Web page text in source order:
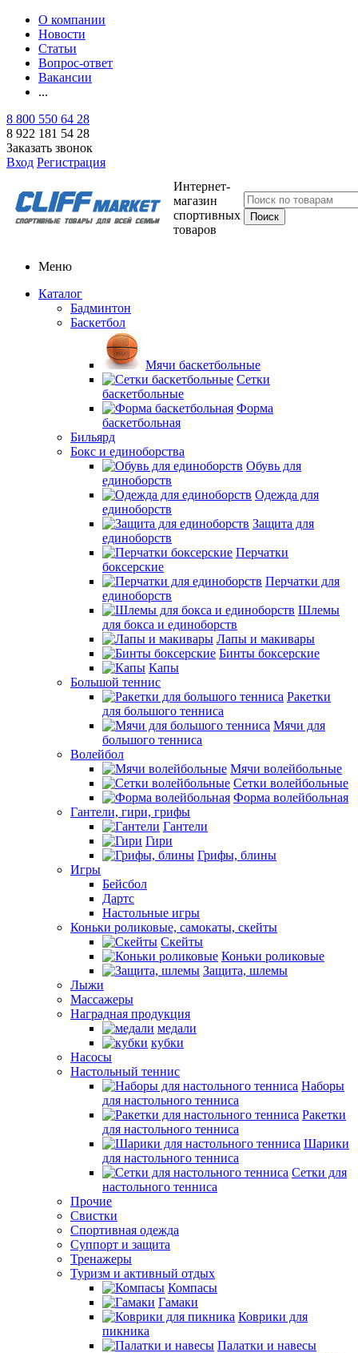
О компании
Новости
Статьи
Вопрос-ответ
Вакансии
...
8 800 550 64 28
8 922 181 54 28
Заказать звонок
Вход Регистрация
Интернет-
магазин
спортивных
товаров
Меню
Каталог
Бадминтон
Баскетбол
Мячи баскетбольные
Сетки
баскетбольные
Форма
баскетбольная
Бильярд
Бокс и единоборства
Обувь для
единоборств
Одежда для
единоборств
Защита для
единоборств
Перчатки
боксерские
Перчатки для
единоборств
Шлемы
для бокса и единоборств
Лапы и макивары
Бинты боксерские
Капы
Большой теннис
Ракетки
для большого тенниса
Мячи для
большого тенниса
Волейбол
Мячи волейбольные
Сетки волейбольные
Форма волейбольная
Гантели, гири, грифы
Гантели
Гири
Грифы, блины
Игры
Бейсбол
Дартс
Настольные игры
Коньки роликовые, самокаты, скейты
Скейты
Коньки роликовые
Защита, шлемы
Лыжи
Массажеры
Наградная продукция
медали
кубки
Насосы
Настольный теннис
Наборы
для настольного тенниса
Ракетки
для настольного тенниса
Шарики
для настольного тенниса
Сетки для
настольного тенниса
Прочие
Свистки
Спортивная одежда
Суппорт и защита
Тренажеры
Туризм и активный отдых
Компасы
Гамаки
Коврики для
пикника
Палатки и навесы